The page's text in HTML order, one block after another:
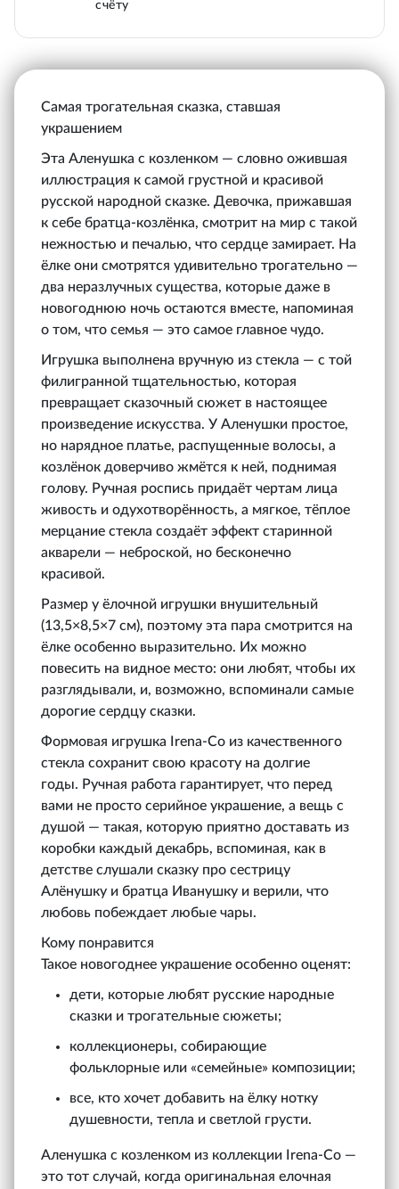
счёту
Самая трогательная сказка, ставшая
украшением
Эта Аленушка с козленком — словно ожившая
иллюстрация к самой грустной и красивой
русской народной сказке. Девочка, прижавшая
к себе братца-козлёнка, смотрит на мир с такой
нежностью и печалью, что сердце замирает. На
ёлке они смотрятся удивительно трогательно —
два неразлучных существа, которые даже в
новогоднюю ночь остаются вместе, напоминая
о том, что семья — это самое главное чудо.
Игрушка выполнена вручную из стекла — с той
филигранной тщательностью, которая
превращает сказочный сюжет в настоящее
произведение искусства. У Аленушки простое,
но нарядное платье, распущенные волосы, а
козлёнок доверчиво жмётся к ней, поднимая
голову. Ручная роспись придаёт чертам лица
живость и одухотворённость, а мягкое, тёплое
мерцание стекла создаёт эффект старинной
акварели — неброской, но бесконечно
красивой.
Размер у ёлочной игрушки внушительный
(13,5×8,5×7 см), поэтому эта пара смотрится на
ёлке особенно выразительно. Их можно
повесить на видное место: они любят, чтобы их
разглядывали, и, возможно, вспоминали самые
дорогие сердцу сказки.
Формовая игрушка Irena-Co из качественного
стекла сохранит свою красоту на долгие
годы. Ручная работа гарантирует, что перед
вами не просто серийное украшение, а вещь с
душой — такая, которую приятно доставать из
коробки каждый декабрь, вспоминая, как в
детстве слушали сказку про сестрицу
Алёнушку и братца Иванушку и верили, что
любовь побеждает любые чары.
Кому понравится
Такое новогоднее украшение особенно оценят:
дети, которые любят русские народные
сказки и трогательные сюжеты;
коллекционеры, собирающие
фольклорные или «семейные» композиции;
все, кто хочет добавить на ёлку нотку
душевности, тепла и светлой грусти.
Аленушка с козленком из коллекции Irena-Co —
это тот случай, когда оригинальная елочная